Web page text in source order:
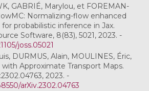
GABRIÉ, Marylou, et FOREMAN-
Normalizing-flow enhanced
probabilistic inference in Jax.
Software, 8(83), 5021, 2023. -
joss.05021
DURMUS, Alain, MOULINES, Éric,
Approximate Transport Maps.
2023. -
arXiv.2302.04763